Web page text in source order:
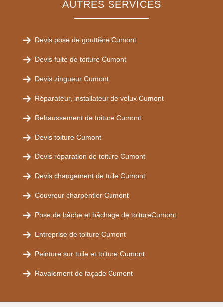
AUTRES SERVICES
Devis pose de gouttière Cumont
Devis fuite de toiture Cumont
Devis zingueur Cumont
Réparateur, installateur de velux Cumont
Rehaussement de toiture Cumont
Devis toiture Cumont
Devis réparation de toiture Cumont
Devis changement de tuile Cumont
Couvreur charpentier Cumont
Pose de bâche et bâchage de toitureCumont
Entreprise de toiture Cumont
Peinture sur tuile et toiture Cumont
Ravalement de façade Cumont